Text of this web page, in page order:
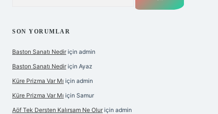
SON YORUMLAR
Baston Sanatı Nedir için admin
Baston Sanatı Nedir için Ayaz
Küre Prizma Var Mı için admin
Küre Prizma Var Mı için Samur
Aöf Tek Dersten Kalırsam Ne Olur için admin